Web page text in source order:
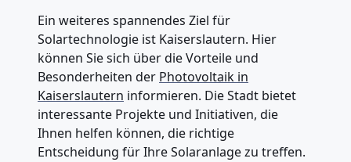
Ein weiteres spannendes Ziel für
Solartechnologie ist Kaiserslautern. Hier
können Sie sich über die Vorteile und
Besonderheiten der Photovoltaik in
Kaiserslautern informieren. Die Stadt bietet
interessante Projekte und Initiativen, die
Ihnen helfen können, die richtige
Entscheidung für Ihre Solaranlage zu treffen.